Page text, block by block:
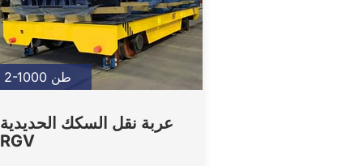
2-1000 طن
عربة نقل السكك الحديدية
RGV